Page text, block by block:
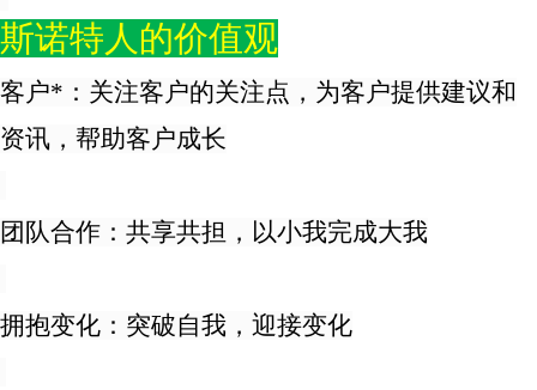
斯诺特人的价值观
客户*：关注客户的关注点，为客户提供建议和
资讯，帮助客户成长
团队合作：共享共担，以小我完成大我
拥抱变化：突破自我，迎接变化